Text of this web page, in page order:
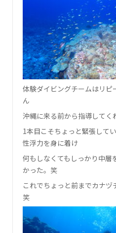
体験ダイビングチームはリピ
ん
沖縄に来る前から指導してく
1本目こそちょっと緊張して
性浮力を身に着け
何もしなくてもしっかり中層
かった。笑
これでちょっと前までカナヅ
笑